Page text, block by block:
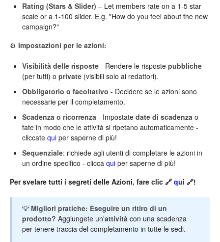
Rating (Stars & Slider) – Let members rate on a 1-5 star
scale or a 1-100 slider. E.g. "How do you feel about the new
campaign?"
⚙️ Impostazioni per le azioni:
Visibilità delle risposte - Rendere le risposte pubbliche
(per tutti) o private (visibili solo ai redattori).
Obbligatorio o facoltativo - Decidere se le azioni sono
necessarie per il completamento.
Scadenza o ricorrenza - Impostate date di scadenza o
fate in modo che le attività si ripetano automaticamente -
cliccate qui per saperne di più!
Sequenziale: richiede agli utenti di completare le azioni in
un ordine specifico - clicca qui per saperne di più!
Per svelare tutti i segreti delle Azioni, fare clic 🔗 qui 🔗!
💡 Migliori pratiche: Eseguire un ritiro di un
prodotto? Aggiungete un'attività con una scadenza
per tenere traccia del completamento in tutte le sedi.